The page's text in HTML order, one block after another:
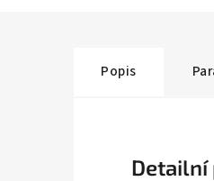
Popis
Detailní